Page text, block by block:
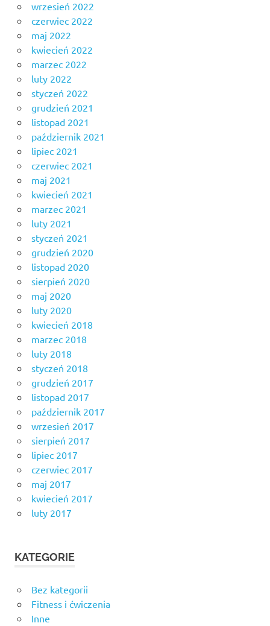
wrzesień 2022
czerwiec 2022
maj 2022
kwiecień 2022
marzec 2022
luty 2022
styczeń 2022
grudzień 2021
listopad 2021
październik 2021
lipiec 2021
czerwiec 2021
maj 2021
kwiecień 2021
marzec 2021
luty 2021
styczeń 2021
grudzień 2020
listopad 2020
sierpień 2020
maj 2020
luty 2020
kwiecień 2018
marzec 2018
luty 2018
styczeń 2018
grudzień 2017
listopad 2017
październik 2017
wrzesień 2017
sierpień 2017
lipiec 2017
czerwiec 2017
maj 2017
kwiecień 2017
luty 2017
KATEGORIE
Bez kategorii
Fitness i ćwiczenia
Inne